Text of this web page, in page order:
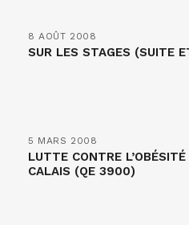
8 AOÛT 2008
SUR LES STAGES (SUITE
5 MARS 2008
LUTTE CONTRE
CALAIS (QE 3900)